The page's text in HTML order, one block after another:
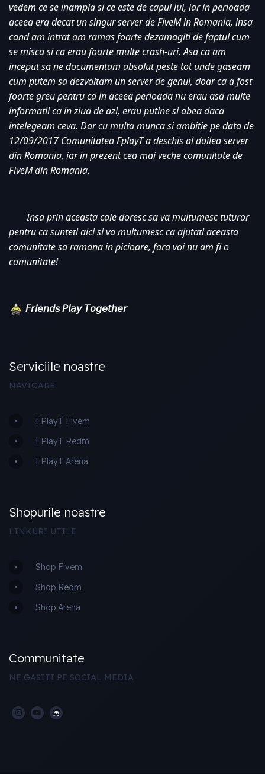
vedem ce se inampla si ce este de capul lui, iar in perioada
aceea era decat un singur server de FiveM in Romania, insa
cand am intrat am ramas foarte dezamagiti de faptul cum
se misca si ca erau foarte multe crash-uri. Asa ca am
inceput sa ne documentam absolut peste tot unde gaseam
cum putem sa dezvoltam un server de genul, doar ca a fost
foarte greu pentru ca in aceea perioada nu erau asa multe
informatii ca in ziua de azi, erau putine si abea daca
intelegeam ceva. Dar cu multa munca si ambitie pe data de
12/09/2017 Comunitatea FplayT a deschis al doilea server
din Romania, iar in prezent cea mai veche comunitate de
FiveM din Romania.
Insa prin aceasta cale doresc sa va multumesc tuturor
pentru ca sunteti aici si va multumesc ca ajutati aceasta
comunitate sa ramana in picioare, fara voi nu am fi o
comunitate!
𝘍𝘳𝘪𝘦𝘯𝘥𝘴 𝘗𝘭𝘢𝘺 𝘛𝘰𝘨𝘦𝘵𝘩𝘦𝘳
Serviciile noastre
NAVIGARE
FPlayT Fivem
FPlayT Redm
FPlayT Arena
Shopurile noastre
LINKURI UTILE
Shop Fivem
Shop Redm
Shop Arena
Communitate
NE GASITI PE SOCIAL MEDIA